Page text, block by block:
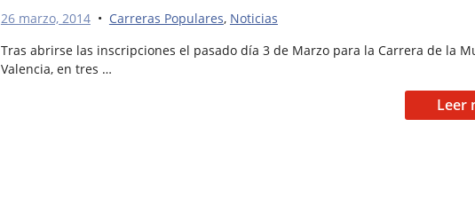
26 marzo, 2014• Carreras Populares, Noticias
Tras abrirse las inscripciones el pasado día 3 de Marzo para la Carrera de la
Valencia, en tres …
Leer